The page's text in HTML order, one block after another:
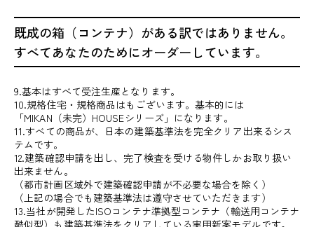
既成の箱（コンテナ）がある訳ではありません。
すべてあなたのためにオーダーしています。
9.基本はすべて受注生産となります。
10.規格住宅・規格商品はもございます。基本的には
「MIKAN（未完）HOUSEシリーズ」になります。
11.すべての商品が、日本の建築基準法を完全クリア出来るシス
テムです。
12.建築確認申請を出し、完了検査を受ける物件しかお取り扱い
出来ません。
（都市計画区域外で建築確認申請が不必要な場合を除く）
（上記の場合でも建築基準法は遵守させていただきます）
13.当社が開発したISOコンテナ準拠型コンテナ（輸送用コンテナ
酷似型）も建築基準法をクリアしている実用新案モデルです。